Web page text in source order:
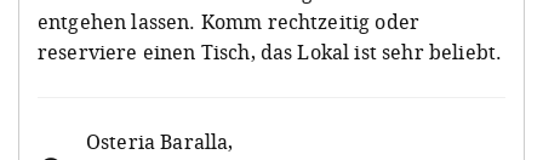
entgehen lassen. Komm rechtzeitig oder
reserviere einen Tisch, das Lokal ist sehr beliebt.
Osteria Baralla,